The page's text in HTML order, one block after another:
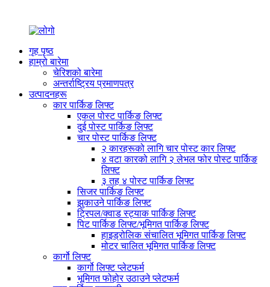
गृह पृष्ठ
हाम्रो बारेमा
चेरिशको बारेमा
अन्तर्राष्ट्रिय प्रमाणपत्र
उत्पादनहरू
कार पार्किङ लिफ्ट
एकल पोस्ट पार्किङ लिफ्ट
दुई पोस्ट पार्किङ लिफ्ट
चार पोस्ट पार्किङ लिफ्ट
२ कारहरूको लागि चार पोस्ट कार लिफ्ट
४ वटा कारको लागि २ लेभल फोर पोस्ट पार्किङ
लिफ्ट
३ तह ४ पोस्ट पार्किङ लिफ्ट
सिजर पार्किङ लिफ्ट
झुकाउने पार्किङ लिफ्ट
ट्रिपल/क्वाड स्ट्याक पार्किङ लिफ्ट
पिट पार्किङ लिफ्ट/भूमिगत पार्किङ लिफ्ट
हाइड्रोलिक संचालित भूमिगत पार्किङ लिफ्ट
मोटर चालित भूमिगत पार्किङ लिफ्ट
कार्गो लिफ्ट
कार्गो लिफ्ट प्लेटफर्म
भूमिगत फोहोर उठाउने प्लेटफर्म